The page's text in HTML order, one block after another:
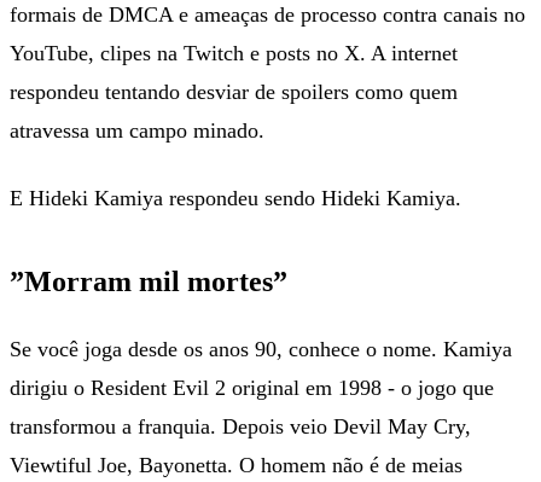
formais de DMCA e ameaças de processo contra canais no
YouTube, clipes na Twitch e posts no X. A internet
respondeu tentando desviar de spoilers como quem
atravessa um campo minado.
E Hideki Kamiya respondeu sendo Hideki Kamiya.
”Morram mil mortes”
Se você joga desde os anos 90, conhece o nome. Kamiya
dirigiu o Resident Evil 2 original em 1998 - o jogo que
transformou a franquia. Depois veio Devil May Cry,
Viewtiful Joe, Bayonetta. O homem não é de meias